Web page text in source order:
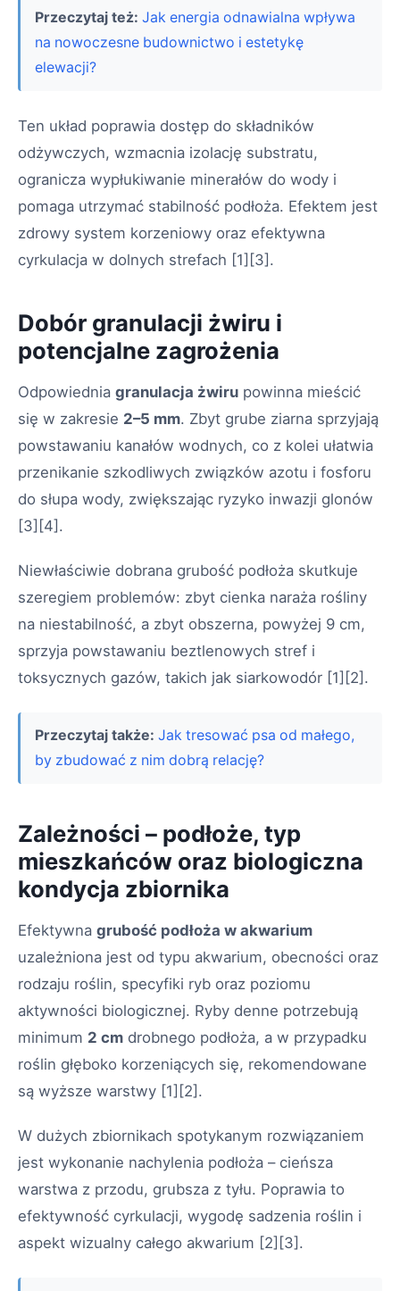
Przeczytaj też: Jak energia odnawialna wpływa
na nowoczesne budownictwo i estetykę
elewacji?
Ten układ poprawia dostęp do składników
odżywczych, wzmacnia izolację substratu,
ogranicza wypłukiwanie minerałów do wody i
pomaga utrzymać stabilność podłoża. Efektem jest
zdrowy system korzeniowy oraz efektywna
cyrkulacja w dolnych strefach [1][3] .
Dobór granulacji żwiru i
potencjalne zagrożenia
Odpowiednia granulacja żwiru powinna mieścić
się w zakresie 2–5 mm. Zbyt grube ziarna sprzyjają
powstawaniu kanałów wodnych, co z kolei ułatwia
przenikanie szkodliwych związków azotu i fosforu
do słupa wody, zwiększając ryzyko inwazji glonów
[3][4] .
Niewłaściwie dobrana grubość podłoża skutkuje
szeregiem problemów: zbyt cienka naraża rośliny
na niestabilność, a zbyt obszerna, powyżej 9 cm,
sprzyja powstawaniu beztlenowych stref i
toksycznych gazów, takich jak siarkowodór [1][2] .
Przeczytaj także: Jak tresować psa od małego,
by zbudować z nim dobrą relację?
Zależności – podłoże, typ
mieszkańców oraz biologiczna
kondycja zbiornika
Efektywna grubość podłoża w akwarium
uzależniona jest od typu akwarium, obecności oraz
rodzaju roślin, specyfiki ryb oraz poziomu
aktywności biologicznej. Ryby denne potrzebują
minimum 2 cm drobnego podłoża, a w przypadku
roślin głęboko korzeniących się, rekomendowane
są wyższe warstwy [1][2] .
W dużych zbiornikach spotykanym rozwiązaniem
jest wykonanie nachylenia podłoża – cieńsza
warstwa z przodu, grubsza z tyłu. Poprawia to
efektywność cyrkulacji, wygodę sadzenia roślin i
aspekt wizualny całego akwarium [2][3] .